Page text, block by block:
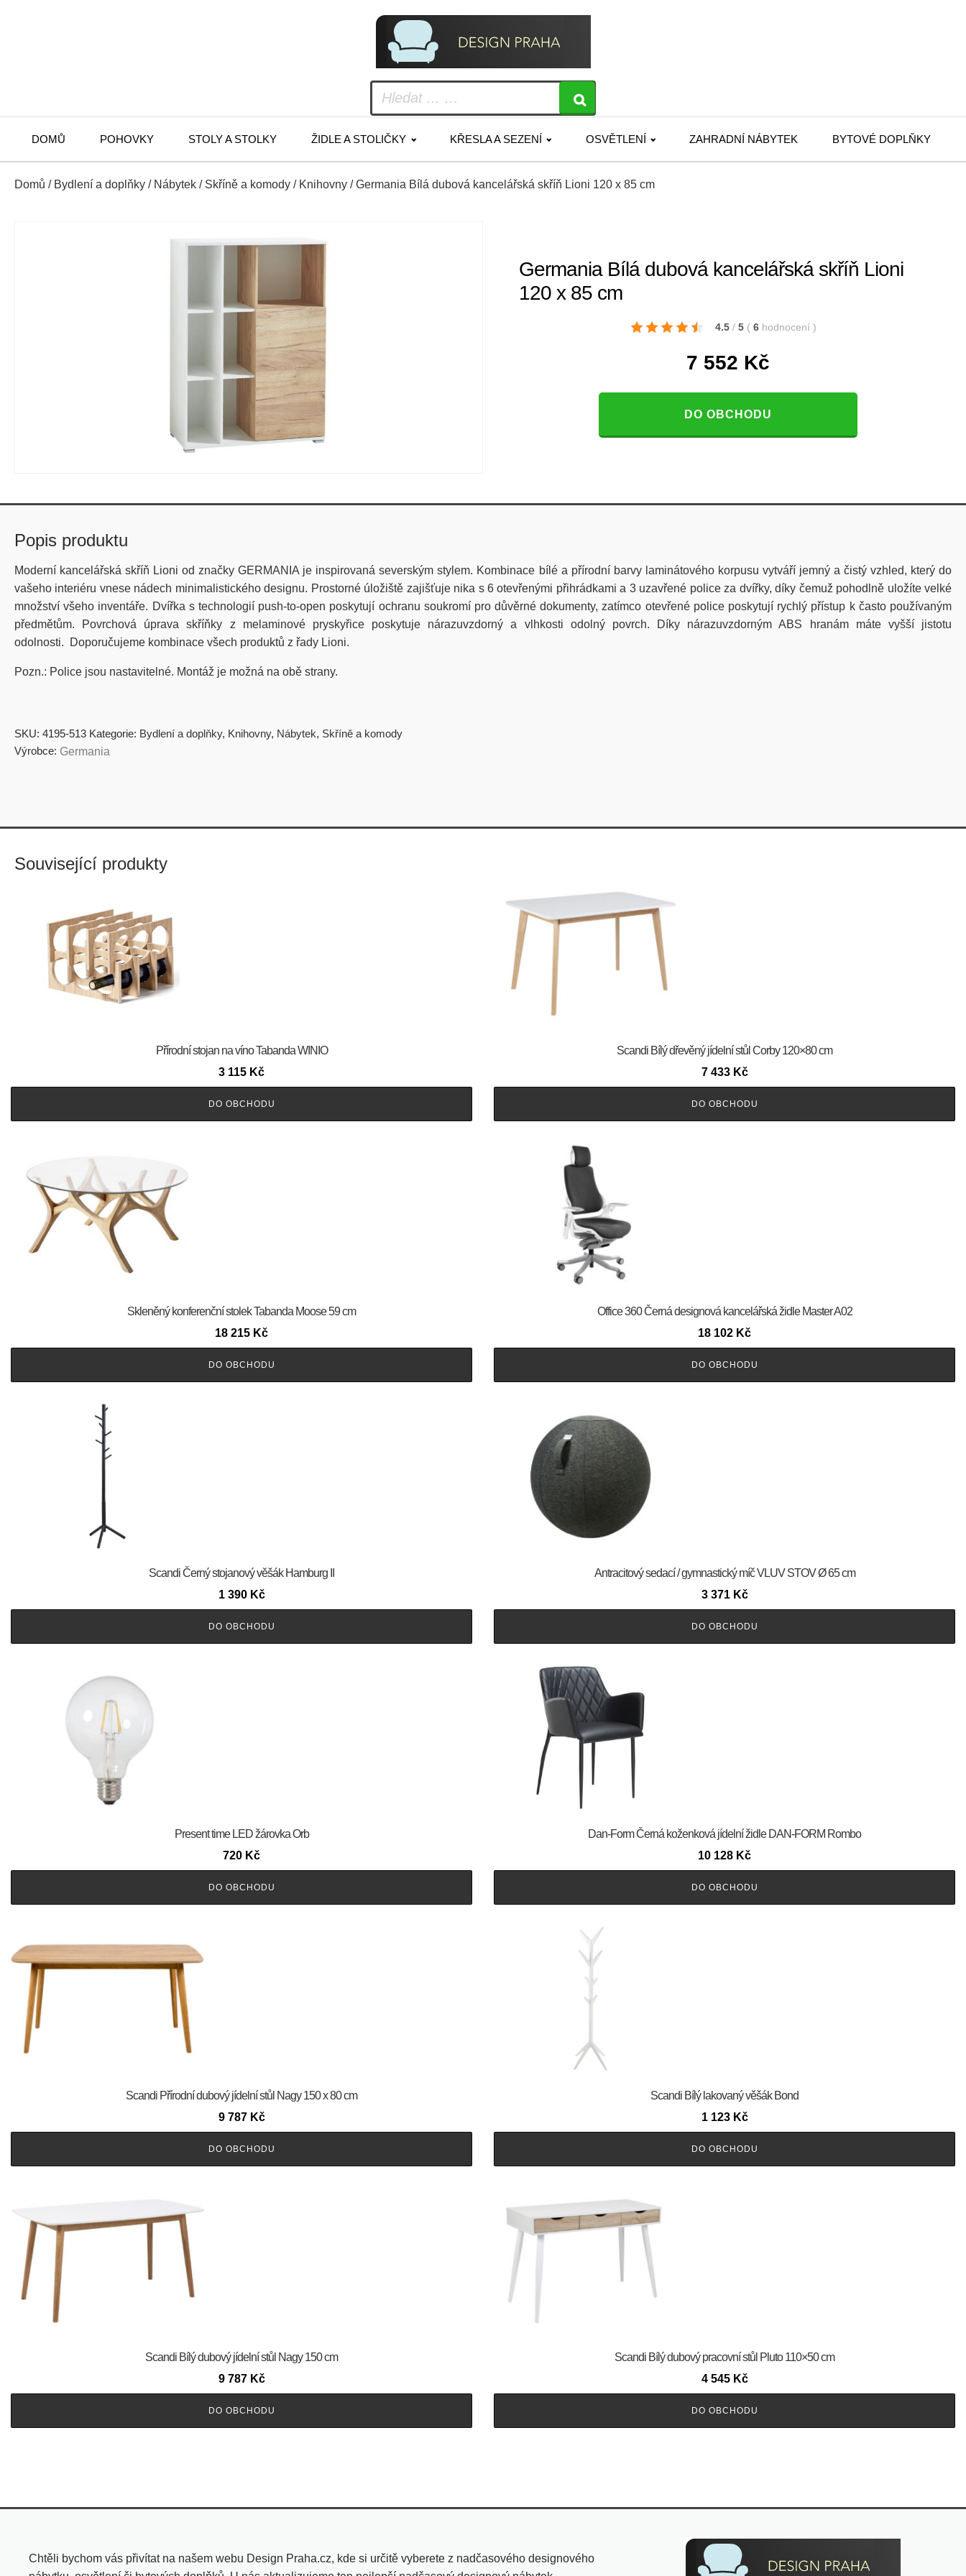
DOMŮ POHOVKY STOLY A STOLKY ŽIDLE A STOLIČKY KŘESLA A SEZENÍ OSVĚTLENÍ ZAHRADNÍ NÁBYTEK BYTOVÉ DOPLŇKY
Domů / Bydlení a doplňky / Nábytek / Skříně a komody / Knihovny / Germania Bílá dubová kancelářská skříň Lioni 120 x 85 cm
Germania Bílá dubová kancelářská skříň Lioni
120 x 85 cm
4.5 / 5 ( 6 hodnocení )
7 552 Kč
DO OBCHODU
Popis produktu
Moderní kancelářská skříň Lioni od značky GERMANIA je inspirovaná severským stylem. Kombinace bílé a přírodní barvy laminátového korpusu vytváří jemný a čistý vzhled, který do
vašeho interiéru vnese nádech minimalistického designu. Prostorné úložiště zajišťuje nika s 6 otevřenými přihrádkami a 3 uzavřené police za dvířky, díky čemuž pohodlně uložíte velké
množství všeho inventáře. Dvířka s technologií push-to-open poskytují ochranu soukromí pro důvěrné dokumenty, zatímco otevřené police poskytují rychlý přístup k často používaným
předmětům. Povrchová úprava skříňky z melaminové pryskyřice poskytuje nárazuvzdorný a vlhkosti odolný povrch. Díky nárazuvzdorným ABS hranám máte vyšší jistotu
odolnosti. Doporučujeme kombinace všech produktů z řady Lioni.
Pozn.: Police jsou nastavitelné. Montáž je možná na obě strany.
SKU: 4195-513 Kategorie: Bydlení a doplňky, Knihovny, Nábytek, Skříně a komody
Výrobce: Germania
Související produkty
Přírodní stojan na víno Tabanda WINIO
3 115 Kč
DO OBCHODU
Scandi Bílý dřevěný jídelní stůl Corby 120×80 cm
7 433 Kč
DO OBCHODU
Skleněný konferenční stolek Tabanda Moose 59 cm
18 215 Kč
DO OBCHODU
Office 360 Černá designová kancelářská židle Master A02
18 102 Kč
DO OBCHODU
Scandi Černý stojanový věšák Hamburg II
1 390 Kč
DO OBCHODU
Antracitový sedací / gymnastický míč VLUV STOV Ø 65 cm
3 371 Kč
DO OBCHODU
Present time LED žárovka Orb
720 Kč
DO OBCHODU
​​​​​Dan-Form Černá koženková jídelní židle DAN-FORM Rombo
10 128 Kč
DO OBCHODU
Scandi Přírodní dubový jídelní stůl Nagy 150 x 80 cm
9 787 Kč
DO OBCHODU
Scandi Bílý lakovaný věšák Bond
1 123 Kč
DO OBCHODU
Scandi Bílý dubový jídelní stůl Nagy 150 cm
9 787 Kč
DO OBCHODU
Scandi Bílý dubový pracovní stůl Pluto 110×50 cm
4 545 Kč
DO OBCHODU
Chtěli bychom vás přivítat na našem webu Design Praha.cz, kde si určitě vyberete z nadčasového designového